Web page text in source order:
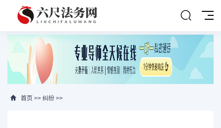
首页 >> 纠纷 >>